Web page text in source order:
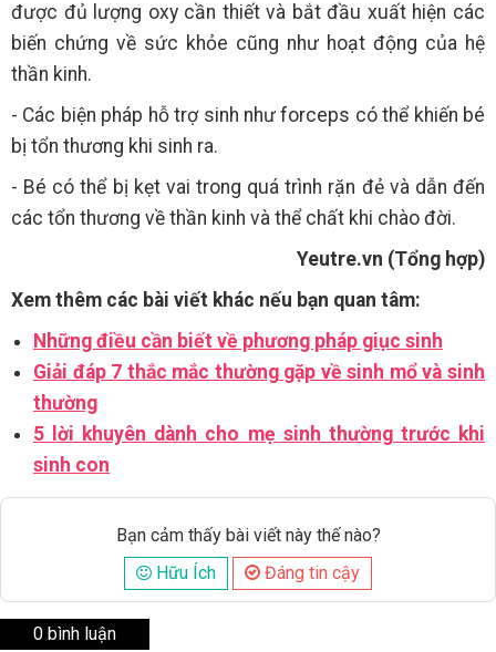
được đủ lượng oxy cần thiết và bắt đầu xuất hiện các
biến chứng về sức khỏe cũng như hoạt động của hệ
thần kinh.
- Các biện pháp hỗ trợ sinh như forceps có thể khiến bé
bị tổn thương khi sinh ra.
- Bé có thể bị kẹt vai trong quá trình rặn đẻ và dẫn đến
các tổn thương về thần kinh và thể chất khi chào đời.
Yeutre.vn (Tổng hợp)
Xem thêm các bài viết khác nếu bạn quan tâm:
Những điều cần biết về phương pháp giục sinh
Giải đáp 7 thắc mắc thường gặp về sinh mổ và sinh
thường
5 lời khuyên dành cho mẹ sinh thường trước khi
sinh con
Bạn cảm thấy bài viết này thế nào?
Hữu Ích
Đáng tin cậy
0 bình luận